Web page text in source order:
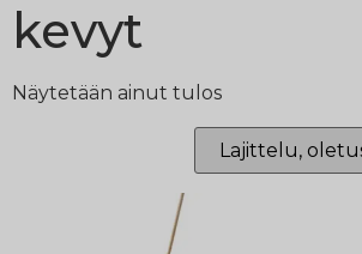
kevyt
Näytetään ainut tulos